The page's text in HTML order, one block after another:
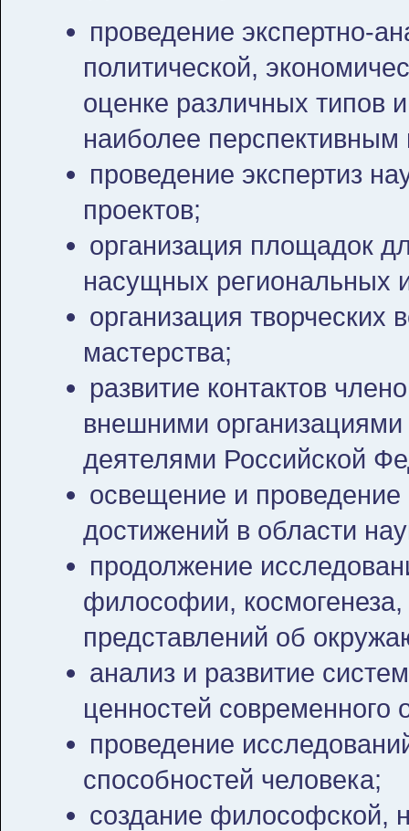
проведение экспертно-
политической,
оценке различных типов
наиболее перспективным
проведение экспертиз
проектов;
организация площадок
насущных региональных
организация творческих
мастерства;
развитие контактов
внешними
деятелями Российской
освещение и проведение
достижений в области
продолжение
философии, космогенеза,
представлений об
анализ и развитие
ценностей современного
проведение
способностей человека;
создание философской,